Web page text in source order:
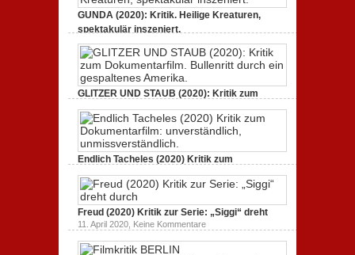
GUNDA (2020): Kritik. Heilige Kreaturen,
spektakulär inszeniert.
GUNDA
(2020):
Kritik.
Kreaturen,
spektakulär
GLITZER UND STAUB (2020): Kritik zum
Dokumentarfilm.
3. Oktober 2020,Keine Kommentare zu
GLITZER
UND
(2020):
Kritik
zum
Dokumentarfilm.
durch
ein
Amerika.
Endlich Tacheles (2020) Kritik zum
Dokumentarfilm: unverständlich,
19. Mai 2020,Keine Kommentarezu
Tacheles
(2020)
Kritik
zum
Dokumentarfilm:
Freud (2020) Kritik zur Serie: „Siggi“ dreht
11. April 2020, Keine Kommentarezu
Freud
(2020)